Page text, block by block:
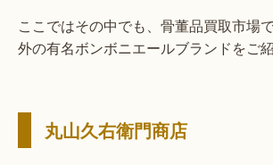
ここではその中でも、骨董品買取市場
外の有名ボンボニエールブランドをご紹
丸山久右衛門商店